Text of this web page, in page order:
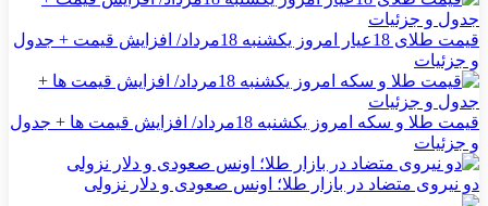
قیمت طلای 18عیار امروز یکشنبه 18مرداد/ افزایش قیمت + جدول
و جزئیات
قیمت طلا و سکه امروز یکشنبه 18مرداد/ افزایش قیمت ها + جدول
و جزئیات
دو نیروی متضاد در بازار طلا؛ اونس صعودی و دلار نزولی